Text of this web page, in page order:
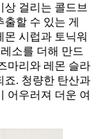
걸리는 콜드브
할 수 있는 게
시럽과 토닉워
소를 더해 만드
마리와 레몬 슬라
죠. 청량한 탄산과
어우러져 더운 여